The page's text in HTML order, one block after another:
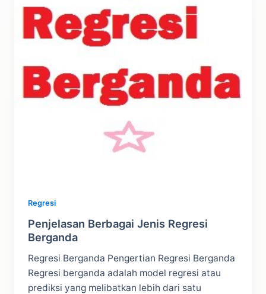
Tutorial
Regresi
Penjelasan Berbagai Jenis Regresi
Berganda
Regresi Berganda Pengertian Regresi Berganda
Regresi berganda adalah model regresi atau
prediksi yang melibatkan lebih dari satu